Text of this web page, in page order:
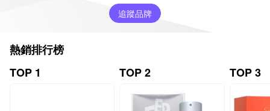
追蹤品牌
熱銷排行榜
TOP 1
TOP 2 TOP 3